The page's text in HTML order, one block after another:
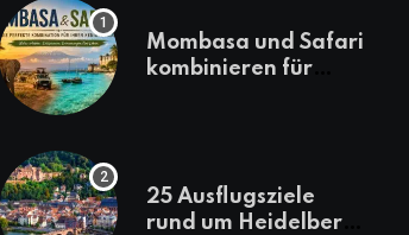
Mombasa und Safari
kombinieren für
25 Ausflugsziele
rund um Heidelberg,